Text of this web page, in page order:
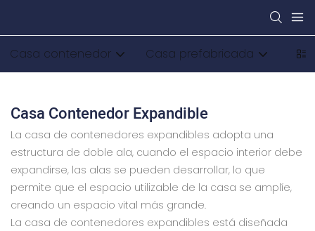
Casa contenedor Casa prefabricada
Casa Contenedor Expandible
La casa de contenedores expandibles adopta una
estructura de doble ala, cuando el espacio interior debe
expandirse, las alas se pueden desarrollar, lo que
permite que el espacio utilizable de la casa se amplíe,
creando un espacio vital más grande.
La casa de contenedores expandibles está diseñada